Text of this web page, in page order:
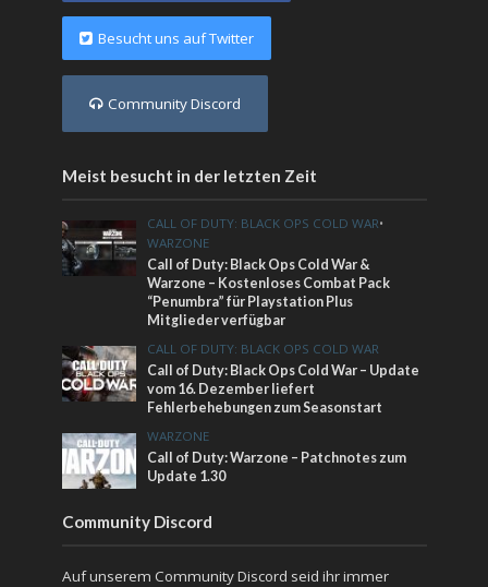
Besucht uns auf Twitter
Community Discord
Meist besucht in der letzten Zeit
CALL OF DUTY: BLACK OPS COLD WAR•
WARZONE
Call of Duty: Black Ops Cold War &
Warzone – Kostenloses Combat Pack
“Penumbra” für Playstation Plus
Mitglieder verfügbar
CALL OF DUTY: BLACK OPS COLD WAR
Call of Duty: Black Ops Cold War – Update
vom 16. Dezember liefert
Fehlerbehebungen zum Seasonstart
WARZONE
Call of Duty: Warzone – Patchnotes zum
Update 1.30
Community Discord
Auf unserem Community Discord seid ihr immer